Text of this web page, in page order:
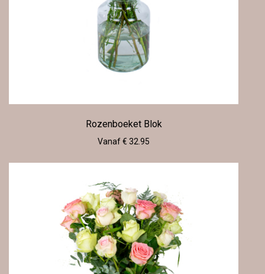
Rozenboeket Blok
Vanaf € 32.95